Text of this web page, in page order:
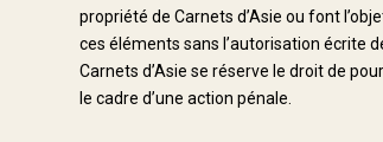
propriété de Carnets d’Asie ou font
ces éléments sans l’autorisation écrite
Carnets d’Asie se réserve le droit de
le cadre d’une action pénale.